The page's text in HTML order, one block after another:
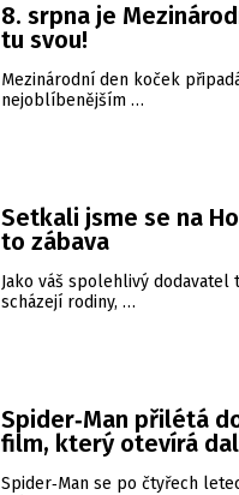
8. srpna je
tu svou!
Mezinárodní den koček
nejoblíbenějším …
Setkali jsme se na
to zábava
Jako váš spolehlivý
scházejí rodiny, …
Spider‑Man přilétá
film, který otevírá
Spider‑Man se po čtyřech